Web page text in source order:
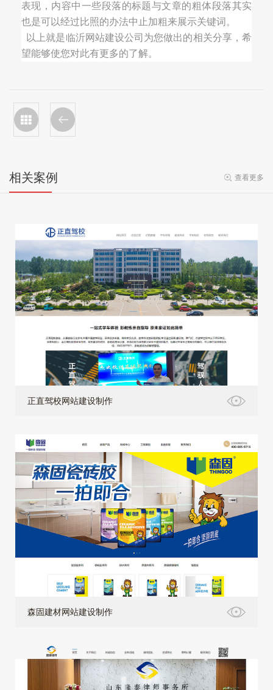
表现，内容中一些段落的标题与文章的粗体段落其实
也是可以经过比照的办法中止加粗来展示关键词。
以上就是临沂网站建设公司为您做出的相关分享，希
望能够使您对此有更多的了解。
相关案例 查看更多
正直驾校网站建设制作
森固建材网站建设制作